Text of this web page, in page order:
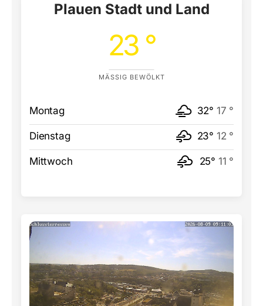
Plauen Stadt und Land
23 °
MÄSSIG BEWÖLKT
Montag 32° 17 °
Dienstag 23° 12 °
Mittwoch 25° 11 °